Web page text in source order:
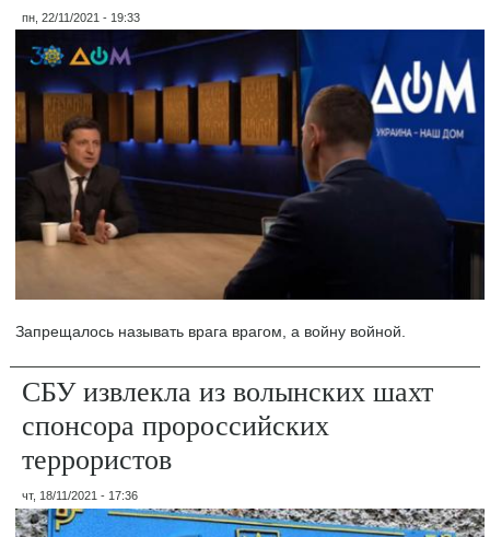
пн, 22/11/2021 - 19:33
Запрещалось называть врага врагом, а войну войной.
СБУ извлекла из волынских шахт
спонсора пророссийских
террористов
чт, 18/11/2021 - 17:36